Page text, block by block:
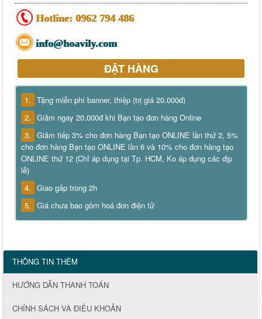
Hotline: 0962 794 486
info@hoavily.com
ĐẶT HÀNG
1. Tặng miễn phí banner, thiệp (trị giá 20.000đ)
2. Giảm ngay 20.000đ khi Bạn tạo đơn hàng Online
3. Giảm tiếp 3% cho đơn hàng Bạn tạo ONLINE lần thứ 2, 5%
cho đơn hàng Bạn tạo ONLINE lần 6 và 10% cho đơn hàng tạo
ONLINE thứ 12 (Chỉ áp dụng tại Tp. HCM, Ko áp dụng các dịp
lễ)
4. Giao gấp trong 2h
5. Giá chưa bao gồm hoá đơn điện tử
THÔNG TIN THÊM
HƯỚNG DẪN THANH TOÁN
CHÍNH SÁCH VÀ ĐIỀU KHOẢN